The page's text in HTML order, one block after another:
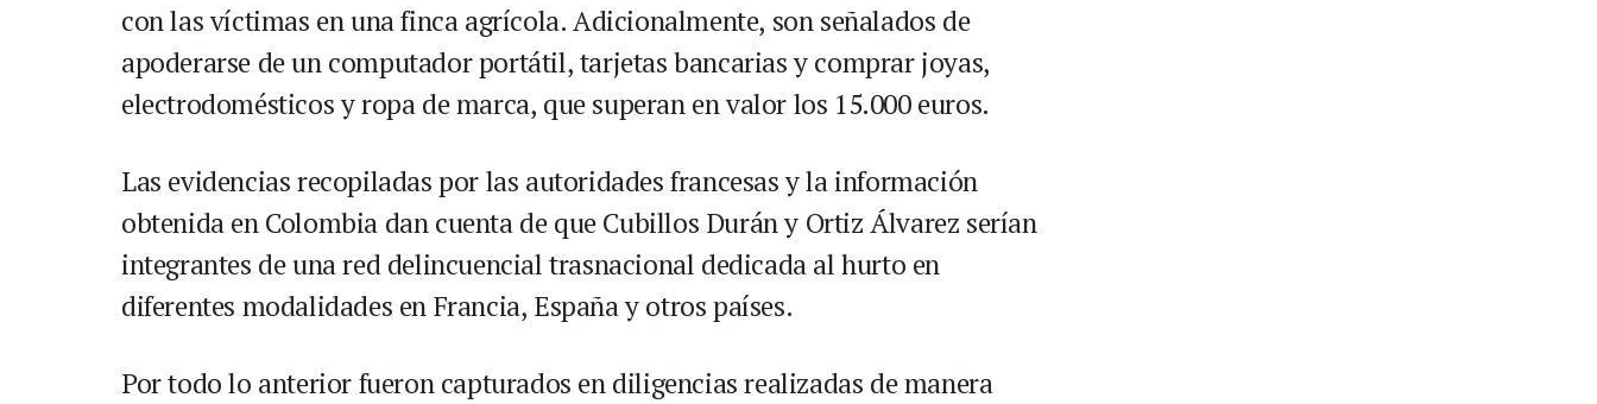
con las víctimas en una finca agrícola. Adicionalmente, son señalados de
apoderarse de un computador portátil, tarjetas bancarias y comprar joyas,
electrodomésticos y ropa de marca, que superan en valor los 15.000 euros.
Las evidencias recopiladas por las autoridades francesas y la información
obtenida en Colombia dan cuenta de que Cubillos Durán y Ortiz Álvarez serían
integrantes de una red delincuencial trasnacional dedicada al hurto en
diferentes modalidades en Francia, España y otros países.
Por todo lo anterior fueron capturados en diligencias realizadas de manera